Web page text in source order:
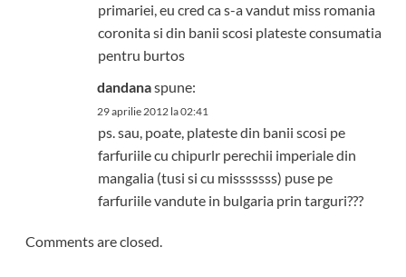
primariei, eu cred ca s-a vandut miss romania
coronita si din banii scosi plateste consumatia
pentru burtos
dandanaspune:
29 aprilie 2012 la 02:41
ps. sau, poate, plateste din banii scosi pe
farfuriile cu chipurlr perechii imperiale din
mangalia (tusi si cu misssssss) puse pe
farfuriile vandute in bulgaria prin targuri???
Comments are closed.